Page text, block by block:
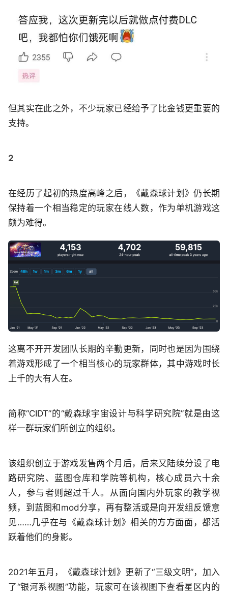
但其实在此之外，不少玩家已经给予了比金钱更重要的
支持。
2
在经历了起初的热度高峰之后，《戴森球计划》仍长期
保持着一个相当稳定的玩家在线人数，作为单机游戏这
颇为难得。
这离不开开发团队长期的辛勤更新，同时也是因为围绕
着游戏形成了一个相当核心的玩家群体，其中游戏时长
上千的大有人在。
简称“CIDT”的“戴森球宇宙设计与科学研究院”就是由这
样一群玩家们所创立的组织。
该组织创立于游戏发售两个月后，后来又陆续分设了电
路研究院、蓝图仓库和学院等机构，核心成员六十余
人，参与者则超过千人。从面向国内外玩家的教学视
频，到蓝图和mod分享，再有整活或是向开发组反馈意
见……几乎在与《戴森球计划》相关的方方面面，都活
跃着他们的身影。
2021年五月，《戴森球计划》更新了“三级文明”，加入
了“银河系视图”功能，玩家可在该视图下查看星区内的